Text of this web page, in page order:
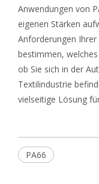
Anwendungen von
eigenen Stärken
Anforderungen
bestimmen,
ob Sie sich in der
Textilindustrie
vielseitige Lösung
PA66